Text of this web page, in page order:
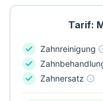
Tarif:
Zahnreinigung
Zahnersatz